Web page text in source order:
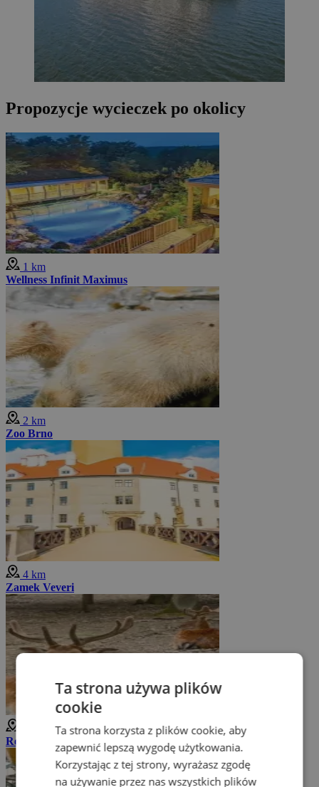
Propozycje wycieczek po okolicy
1 km
Wellness Infinit Maximus
2 km
Zoo Brno
4 km
Zamek Veveri
Rezerwat przyrody Holedná
Ta strona używa plików
cookie
Ta strona korzysta z plików cookie, aby
zapewnić lepszą wygodę użytkowania.
Korzystając z tej strony, wyrażasz zgodę
na używanie przez nas wszystkich plików